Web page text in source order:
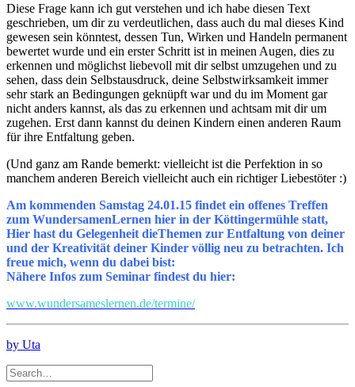
Diese Frage kann ich gut verstehen und ich habe diesen Text
geschrieben, um dir zu verdeutlichen, dass auch du mal dieses Kind
gewesen sein könntest, dessen Tun, Wirken und Handeln permanent
bewertet wurde und ein erster Schritt ist in meinen Augen, dies zu
erkennen und möglichst liebevoll mit dir selbst umzugehen und zu
sehen, dass dein Selbstausdruck, deine Selbstwirksamkeit immer
sehr stark an Bedingungen geknüpft war und du im Moment gar
nicht anders kannst, als das zu erkennen und achtsam mit dir um
zugehen. Erst dann kannst du deinen Kindern einen anderen Raum
für ihre Entfaltung geben.
(Und ganz am Rande bemerkt: vielleicht ist die Perfektion in so
manchem anderen Bereich vielleicht auch ein richtiger Liebestöter :)
Am kommenden Samstag 24.01.15 findet ein offenes Treffen
zum WundersamenLernen hier in der Köttingermühle statt,
Hier hast du Gelegenheit dieThemen zur Entfaltung von deiner
und der Kreativität deiner Kinder völlig neu zu betrachten. Ich
freue mich, wenn du dabei bist:
Nähere Infos zum Seminar findest du hier:
www.wundersameslernen.de/termine/
by Uta